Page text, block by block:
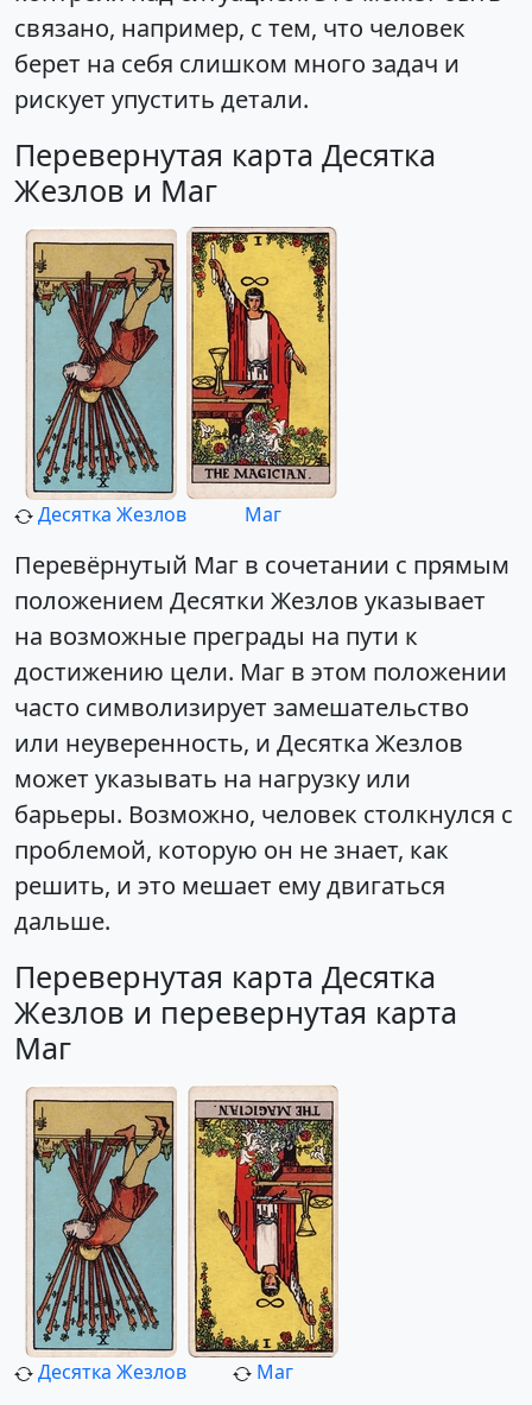
связано, например, с тем, что человек
берет на себя слишком много задач и
рискует упустить детали.
Перевернутая карта Десятка
Жезлов и Маг
Десятка Жезлов Маг
Перевёрнутый Маг в сочетании с прямым
положением Десятки Жезлов указывает
на возможные преграды на пути к
достижению цели. Маг в этом положении
часто символизирует замешательство
или неуверенность, и Десятка Жезлов
может указывать на нагрузку или
барьеры. Возможно, человек столкнулся с
проблемой, которую он не знает, как
решить, и это мешает ему двигаться
дальше.
Перевернутая карта Десятка
Жезлов и перевернутая карта
Маг
Десятка Жезлов Маг